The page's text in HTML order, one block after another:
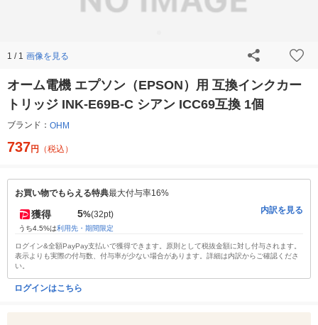
1 / 1 画像を見る
オーム電機 エプソン（EPSON）用 互換インクカー
トリッジ INK-E69B-C シアン ICC69互換 1個
ブランド： OHM
737円 （税込）
お買い物でもらえる特典最大付与率16%
獲得 5%(32pt)
うち4.5%は利用先・期間限定
内訳を見る
ログイン&全額PayPay支払いで獲得できます。原則として税抜金額に対し付与されます。
表示よりも実際の付与数、付与率が少ない場合があります。詳細は内訳からご確認くださ
い。
ログインはこちら